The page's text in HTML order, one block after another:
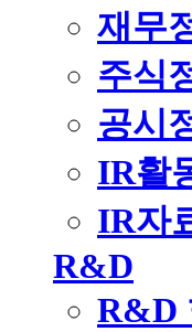
재무
주식
공시
IR활
IR자
R&D
R&D